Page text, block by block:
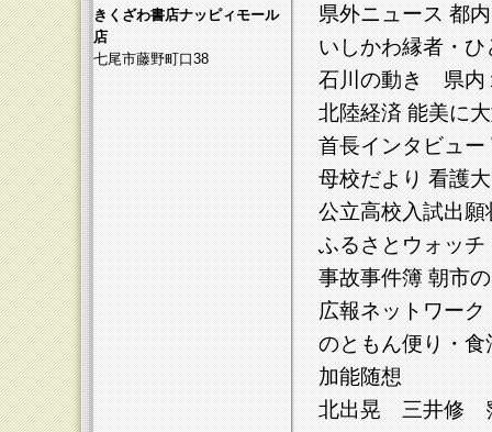
県外ニュース
いしかわ縁者
石川の動き 県
北陸経済 能美
首長インタビュ
母校だより 看
公立高校入試
ふるさとウォッ
事故事件簿 朝
広報ネット
のともん便り
加能随想
北出晃 三井修
きくざわ書店ナッピィモール
店
七尾市藤野町口38